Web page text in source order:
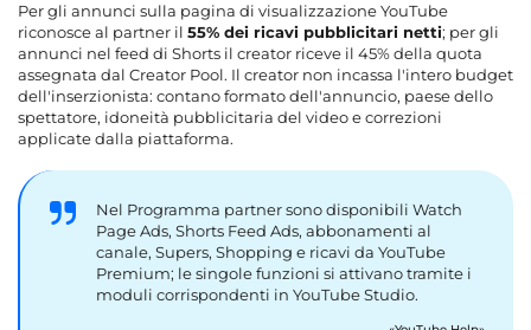
Per gli annunci sulla pagina di visualizzazione YouTube
riconosce al partner il 55% dei ricavi pubblicitari netti; per gli
annunci nel feed di Shorts il creator riceve il 45% della quota
assegnata dal Creator Pool. Il creator non incassa l'intero budget
dell'inserzionista: contano formato dell'annuncio, paese dello
spettatore, idoneità pubblicitaria del video e correzioni
applicate dalla piattaforma.
Nel Programma partner sono disponibili Watch
Page Ads, Shorts Feed Ads, abbonamenti al
canale, Supers, Shopping e ricavi da YouTube
Premium; le singole funzioni si attivano tramite i
moduli corrispondenti in YouTube Studio.